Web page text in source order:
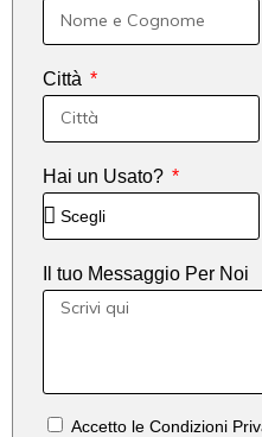
Città
Hai un Usato?
Il tuo Messaggio Per Noi
Accetto le Condizioni